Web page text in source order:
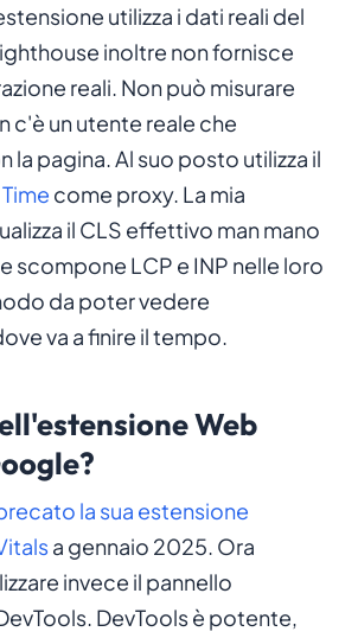
utilizza i dati reali del
inoltre non fornisce
reali. Non può misurare
c'è un utente reale che
la pagina. Al suo posto utilizza il
come proxy. La mia
il CLS effettivo man mano
scompone LCP e INP nelle loro
da poter vedere
va a finire il tempo.
Web
la sua estensione
a gennaio 2025. Ora
invece il pannello
DevTools è potente,